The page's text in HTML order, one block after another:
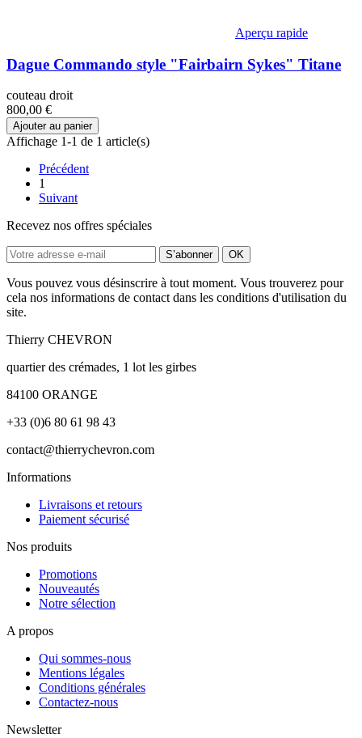
Aperçu rapide
Dague Commando style "Fairbairn Sykes" Titane
couteau droit
800,00 €
Ajouter au panier
Affichage 1-1 de 1 article(s)
Précédent
1
Suivant
Recevez nos offres spéciales
Vous pouvez vous désinscrire à tout moment. Vous trouverez pour
cela nos informations de contact dans les conditions d'utilisation du
site.
Thierry CHEVRON
quartier des crémades, 1 lot les girbes
84100 ORANGE
+33 (0)6 80 61 98 43
contact@thierrychevron.com
Informations
Livraisons et retours
Paiement sécurisé
Nos produits
Promotions
Nouveautés
Notre sélection
A propos
Qui sommes-nous
Mentions légales
Conditions générales
Contactez-nous
Newsletter